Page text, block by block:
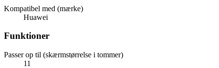
Kompatibel med (mærke)
Huawei
Funktioner
Passer op til (skærmstørrelse i tommer)
11